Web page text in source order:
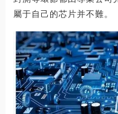
屬于自己的芯片并不難。